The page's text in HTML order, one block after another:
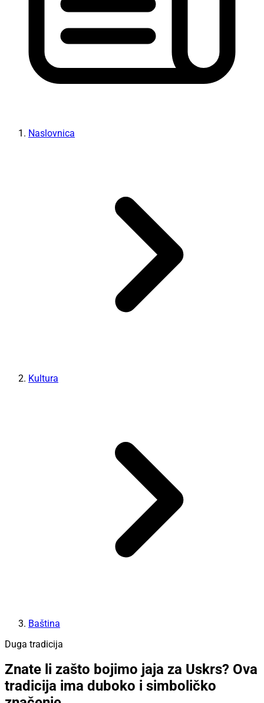
Naslovnica
Kultura
Baština
Duga tradicija
Znate li zašto bojimo jaja za Uskrs? Ova
tradicija ima duboko i simboličko